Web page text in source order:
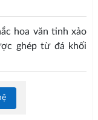
hoa văn tinh xảo
ghép từ đá khối